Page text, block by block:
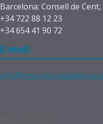
Barcelona: Consell de
+34 722 88 12 23
+34 654 41 90 72
E.mail: